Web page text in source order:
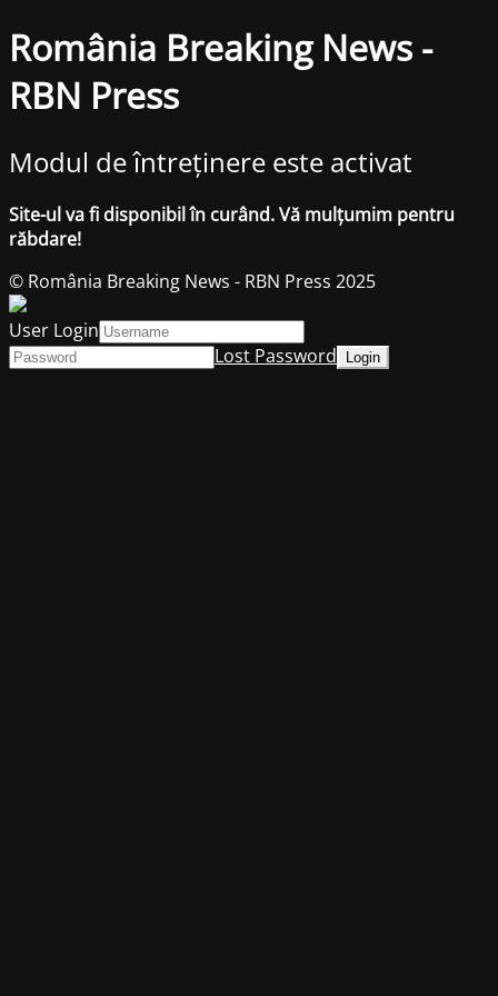
România Breaking News -
RBN Press
Modul de întreținere este activat
Site-ul va fi disponibil în curând. Vă mulțumim pentru
răbdare!
© România Breaking News - RBN Press 2025
User Login
Lost Password